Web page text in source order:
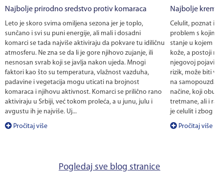
Najbolje prirodno sredstvo protiv komaraca
Leto je skoro svima omiljena sezona jer je toplo,
sunčano i svi su puni energije, ali mali i dosadni
komarci se tada najviše aktiviraju da pokvare tu idiličnu
atmosferu. Ne zna se da li je gore njihovo zujanje, ili
nesnosan svrab koji se javlja nakon ujeda. Mnogi
faktori kao što su temperatura, vlažnost vazduha,
padavine i vegetacija mogu uticati na brojnost
komaraca i njihovu aktivnost. Komarci se prilično rano
aktiviraju u Srbiji, već tokom proleća, a u junu, julu i
avgustu ih je najviše. Uj...
Pročitaj više
Najbolje
Celulit, poznat i
problem s kojim
stanje u kojem
kože, a postoji
njegovoj pojavi.
rizik, može biti
na
načine, koji
tretmane, ali i
je celulit i zbog
Pročitaj više
Pogledaj sve blog stranice